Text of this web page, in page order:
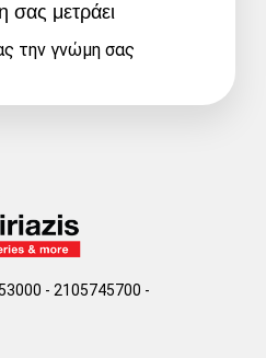
σας μετράει
την γνώμη σας
- 2105745700 -